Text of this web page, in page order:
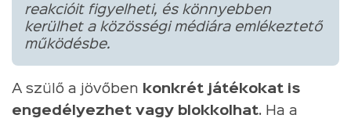
reakcióit figyelheti, és könnyebben
kerülhet a közösségi médiára emlékeztető
működésbe.
A szülő a jövőben
konkrét játékokat is
engedélyezhet vagy blokkolhat. Ha a